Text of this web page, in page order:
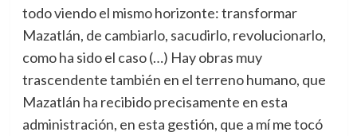
todo viendo el mismo horizonte: transformar
Mazatlán, de cambiarlo, sacudirlo, revolucionarlo,
como ha sido el caso (…) Hay obras muy
trascendente también en el terreno humano, que
Mazatlán ha recibido precisamente en esta
administración, en esta gestión, que a mí me tocó